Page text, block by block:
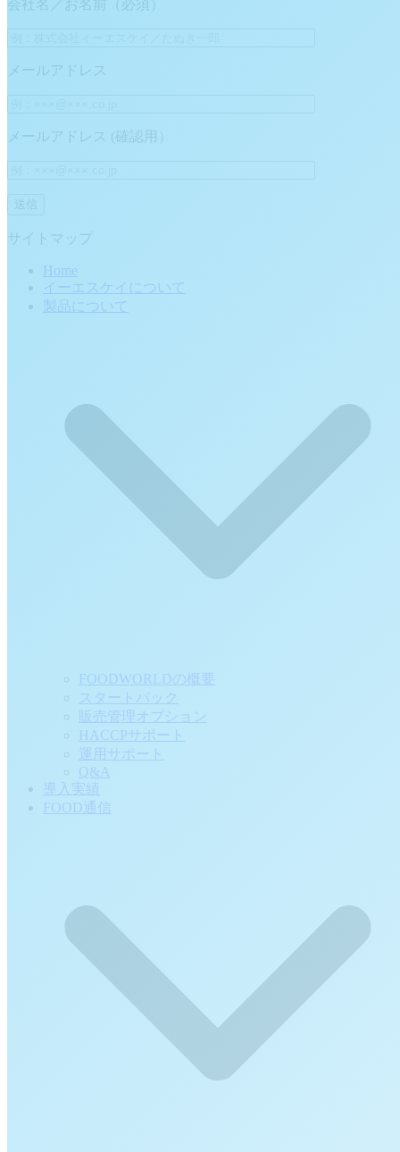
会社名／お名前（必須）
メールアドレス
メールアドレス (確認用）
サイトマップ
Home
イーエスケイについて
製品について
FOODWORLDの概要
スタートパック
販売管理オプション
HACCPサポート
運用サポート
Q&A
導入実績
FOOD通信